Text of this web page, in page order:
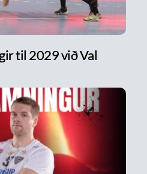
til 2029 við Val